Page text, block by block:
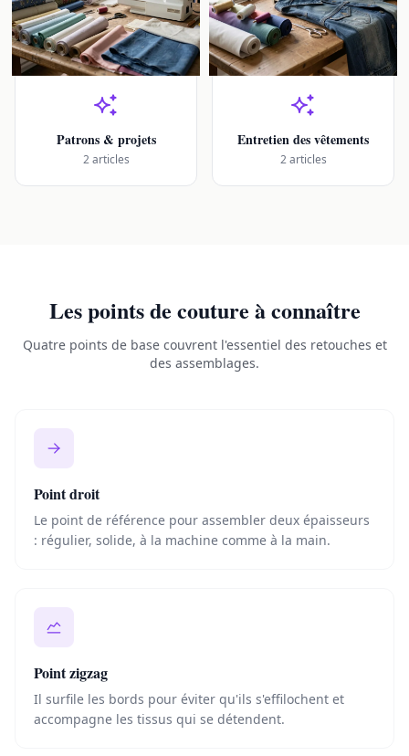
Patrons & projets
2 articles
Entretien des vêtements
2 articles
Les points de couture à connaître
Quatre points de base couvrent l'essentiel des retouches et
des assemblages.
Point droit
Le point de référence pour assembler deux épaisseurs
: régulier, solide, à la machine comme à la main.
Point zigzag
Il surfile les bords pour éviter qu'ils s'effilochent et
accompagne les tissus qui se détendent.